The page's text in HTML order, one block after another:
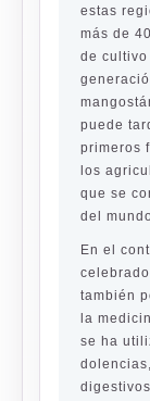
estas
más de
de
puede
primeros
los
que se
del
En el
también
la
se ha